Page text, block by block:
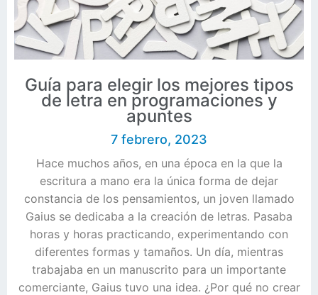
Guía para elegir los mejores tipos
de letra en programaciones y
apuntes
7 febrero, 2023
Hace muchos años, en una época en la que la
escritura a mano era la única forma de dejar
constancia de los pensamientos, un joven llamado
Gaius se dedicaba a la creación de letras. Pasaba
horas y horas practicando, experimentando con
diferentes formas y tamaños. Un día, mientras
trabajaba en un manuscrito para un importante
comerciante, Gaius tuvo una idea. ¿Por qué no crear